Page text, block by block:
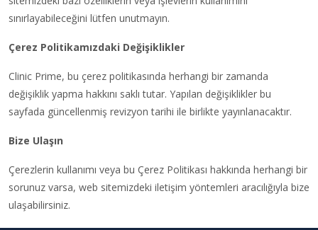
sınırlayabileceğini lütfen unutmayın.
Çerez Politikamızdaki Değişiklikler
Clinic Prime, bu çerez politikasında herhangi bir zamanda
değişiklik yapma hakkını saklı tutar. Yapılan değişiklikler bu
sayfada güncellenmiş revizyon tarihi ile birlikte yayınlanacaktır.
Bize Ulaşın
Çerezlerin kullanımı veya bu Çerez Politikası hakkında herhangi bir
sorunuz varsa, web sitemizdeki iletişim yöntemleri aracılığıyla bize
ulaşabilirsiniz.